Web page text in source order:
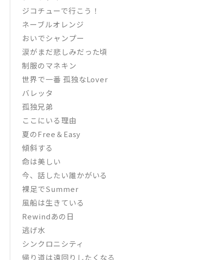
ジコチューで行こう！
ネーブルオレンジ
おいでシャンプー
涙がまだ悲しみだった頃
制服のマネキン
世界で一番 孤独なLover
バレッタ
孤独兄弟
ここにいる理由
夏のFree＆Easy
傾斜する
命は美しい
今、話したい誰かがいる
裸足でSummer
風船は生きている
Rewindあの日
逃げ水
シンクロニシティ
帰り道は遠回りしたくなる